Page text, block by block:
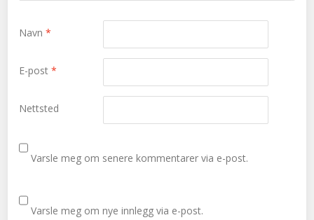
Navn*
E-post*
Nettsted
Varsle meg om senere kommentarer via e-post.
Varsle meg om nye innlegg via e-post.